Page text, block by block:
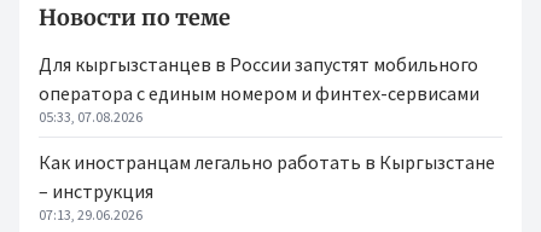
Новости по теме
Для кыргызстанцев в России запустят мобильного
оператора с единым номером и финтех-сервисами
05:33, 07.08.2026
Как иностранцам легально работать в Кыргызстане
– инструкция
07:13, 29.06.2026